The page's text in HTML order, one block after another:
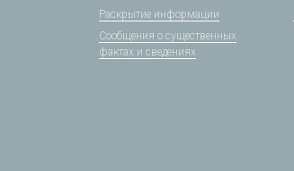
Раскрытие информации
Сообщения о существенных
фактах и сведениях